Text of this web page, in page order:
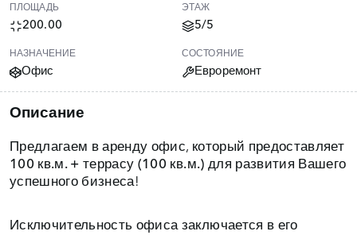
ПЛОЩАДЬ
200.00
ЭТАЖ
5/5
НАЗНАЧЕНИЕ
Офис
СОСТОЯНИЕ
Евроремонт
Описание
Предлагаем в аренду офис, который предоставляет
100 кв.м. + террасу (100 кв.м.) для развития Вашего
успешного бизнеса!
Исключительность офиса заключается в его